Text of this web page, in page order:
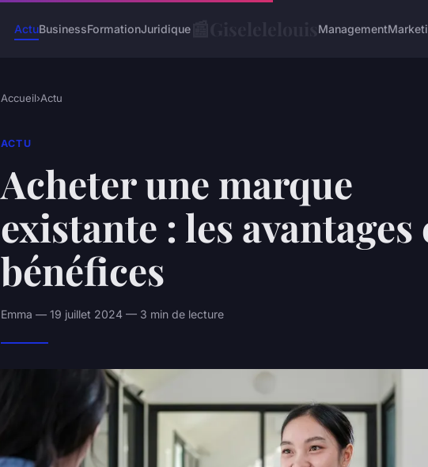
ActuBusinessFormationJuridique Management
Accueil›Actu
ACTU
Acheter une marque
existante : les avantages
bénéfices
Emma — 19 juillet 2024 — 3 min de lecture